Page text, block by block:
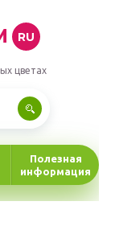
RU
цветах
Полезная
информация